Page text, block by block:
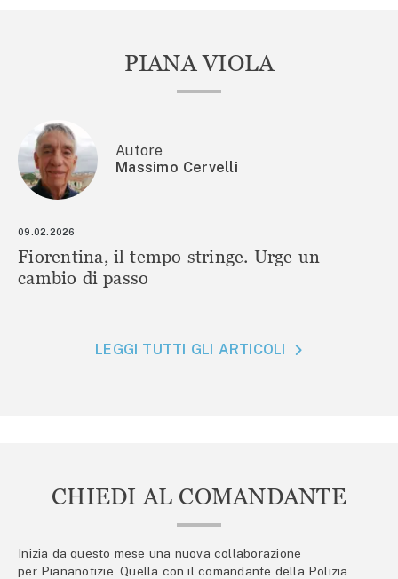
PIANA VIOLA
Autore
Massimo Cervelli
09.02.2026
Fiorentina, il tempo stringe. Urge un
cambio di passo
LEGGI TUTTI GLI ARTICOLI
CHIEDI AL COMANDANTE
Inizia da questo mese una nuova collaborazione
per Piananotizie. Quella con il comandante della Polizia